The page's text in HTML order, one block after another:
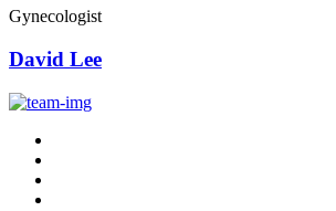
Gynecologist
David Lee